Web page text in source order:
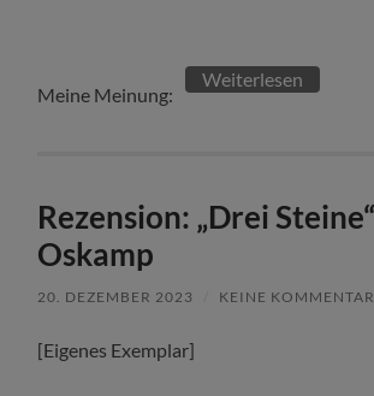
Meine Meinung:
Weiterlesen
Rezension: „Drei
Oskamp
20. DEZEMBER 2023 KEINE
[Eigenes Exemplar]